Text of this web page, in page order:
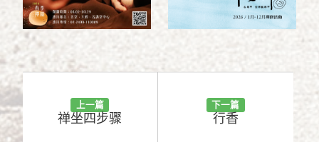
上一篇
禅坐四步骤
下一篇
行香